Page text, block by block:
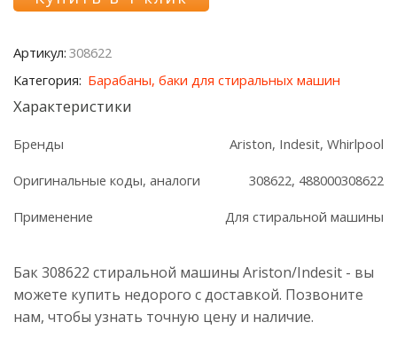
308622
Ariston/Indesit
Артикул: 308622
Категория: Барабаны, баки для стиральных машин
Характеристики
Бренды Ariston, Indesit, Whirlpool
Оригинальные коды, аналоги 308622, 488000308622
Применение Для стиральной машины
Бак 308622 стиральной машины Ariston/Indesit - вы
можете купить недорого с доставкой. Позвоните
нам, чтобы узнать точную цену и наличие.